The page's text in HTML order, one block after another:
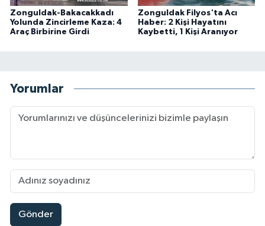
Zonguldak-Bakacakkadı
Yolunda Zincirleme Kaza: 4
Araç Birbirine Girdi
Zonguldak Filyos'ta Acı
Haber: 2 Kişi Hayatını
Kaybetti, 1 Kişi Aranıyor
Yorumlar
Gönder